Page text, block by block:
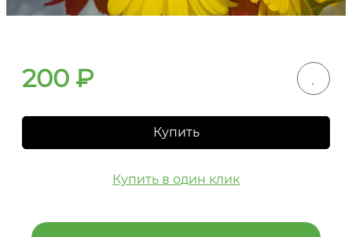
200 ₽
Купить
Купить в один клик